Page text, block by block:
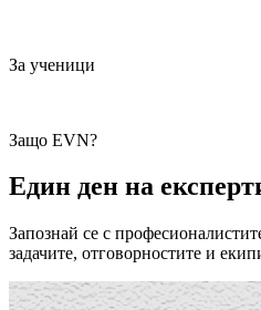
За ученици
Защо EVN?
Един ден на
Запознай се с
задачите, отговорностите и